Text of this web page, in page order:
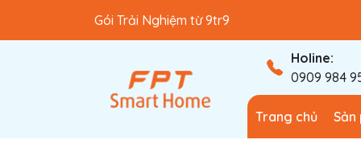
Gói Trải Nghiệm từ 9tr9
Gói Cơ Bản từ 40tr
Holine:
0909 984
Trang chủ Sản